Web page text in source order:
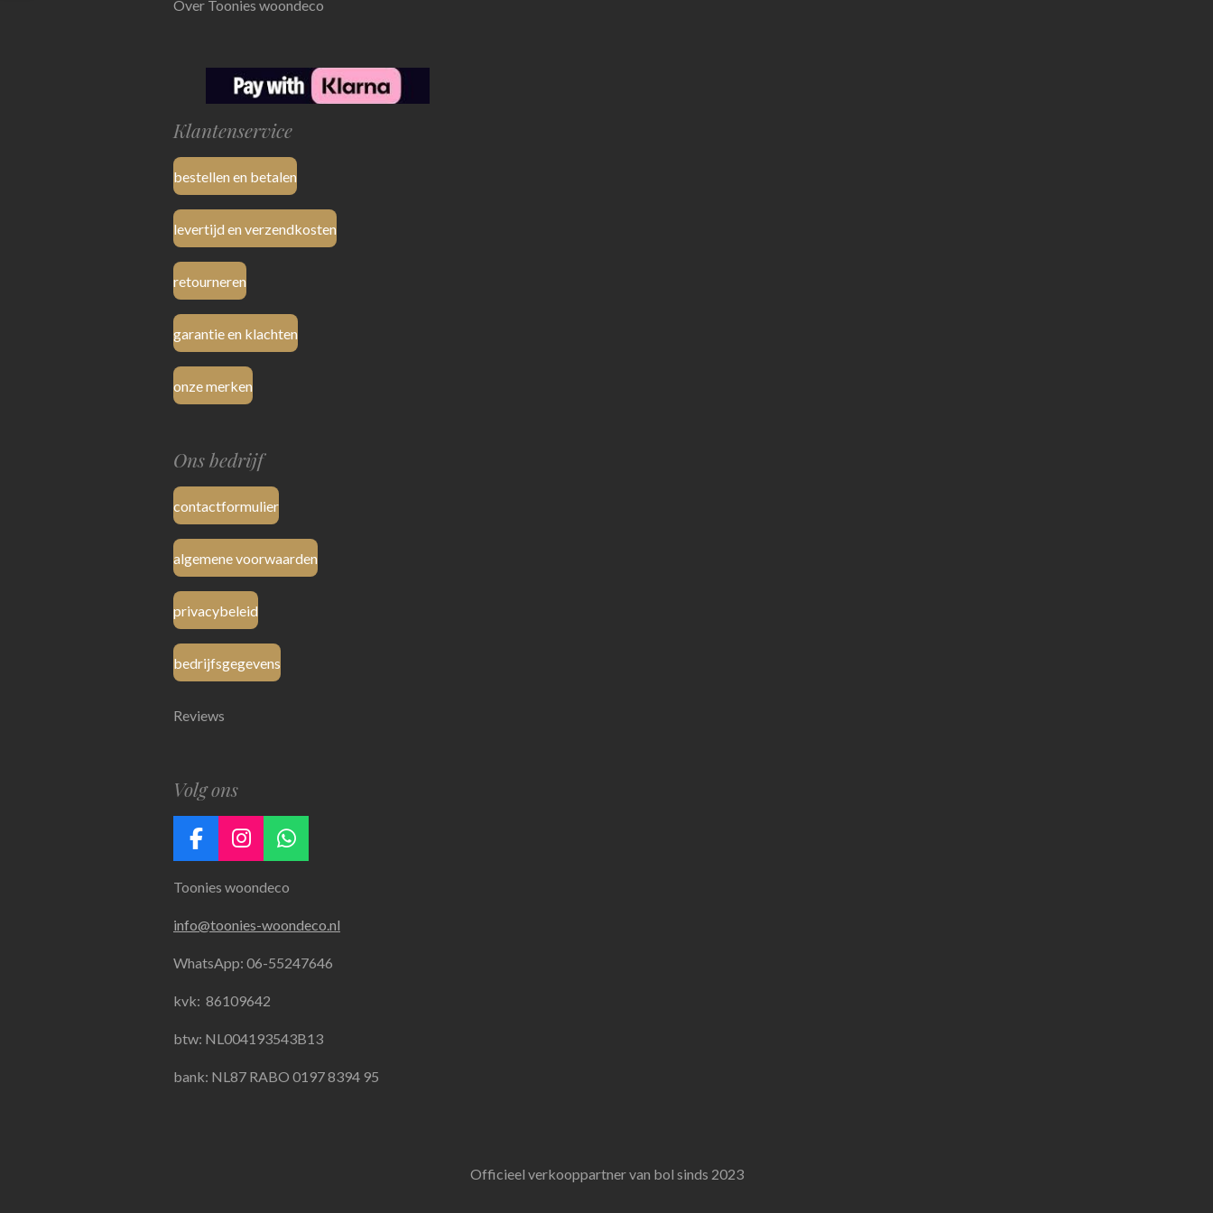
Over Toonies woondeco
Klantenservice
bestellen en betalen
levertijd en verzendkosten
retourneren
garantie en klachten
onze merken
Ons bedrijf
contactformulier
algemene voorwaarden
privacybeleid
bedrijfsgegevens
Reviews
Volg ons
F
c
b
o
k
I
s
a
g
a
W
a
s
A
Toonies woondeco
info@toonies-woondeco.nl
WhatsApp: 06-55247646
kvk: 86109642
btw: NL004193543B13
bank: NL87 RABO 0197 8394 95
Officieel verkooppartner van bol sinds 2023